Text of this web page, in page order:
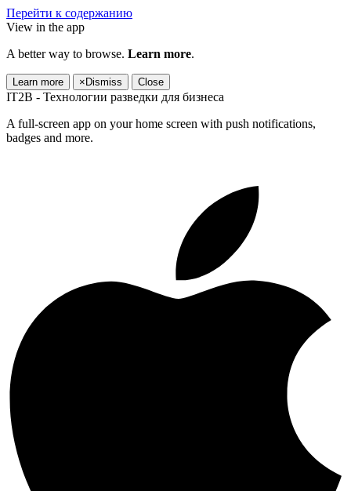
Перейти к содержанию
View in the app
A better way to browse. Learn more.
Learn more × Dismiss Close
IT2B - Технологии разведки для бизнеса
A full-screen app on your home screen with push notifications,
badges and more.